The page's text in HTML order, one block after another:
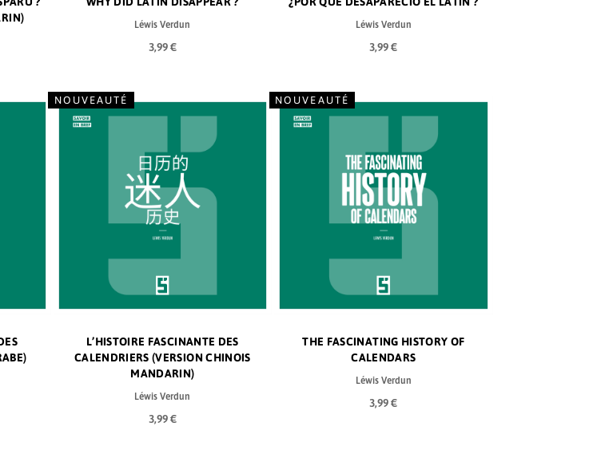
Léwis Verdun
3,99 €
Léwis Verdun
3,99 €
NOUVEAUTÉ
L’HISTOIRE FASCINANTE DES
CALENDRIERS (VERSION CHINOIS
MANDARIN)
Léwis Verdun
3,99 €
NOUVEAUTÉ
THE FASCINATING HISTORY OF
CALENDARS
Léwis Verdun
3,99 €